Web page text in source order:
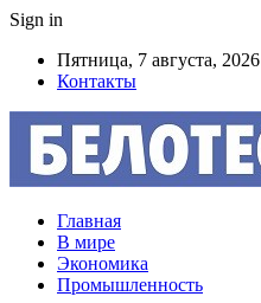
Sign in
Пятница, 7 августа, 2026
Контакты
Главная
В мире
Экономика
Промышленность